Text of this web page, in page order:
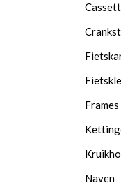
Naven